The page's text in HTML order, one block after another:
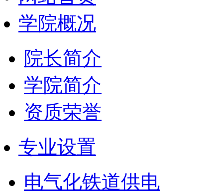
学院概况
院长简介
学院简介
资质荣誉
专业设置
电气化铁道供电